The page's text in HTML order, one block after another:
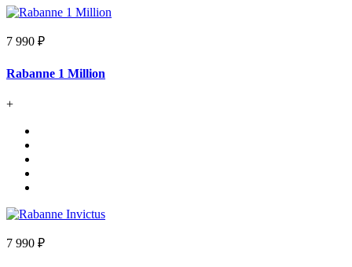
7 990 ₽
Rabanne 1 Million
+
7 990 ₽